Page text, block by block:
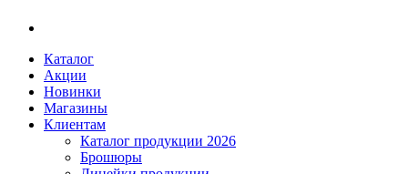
Каталог
Акции
Новинки
Магазины
Клиентам
Каталог продукции 2026
Брошюры